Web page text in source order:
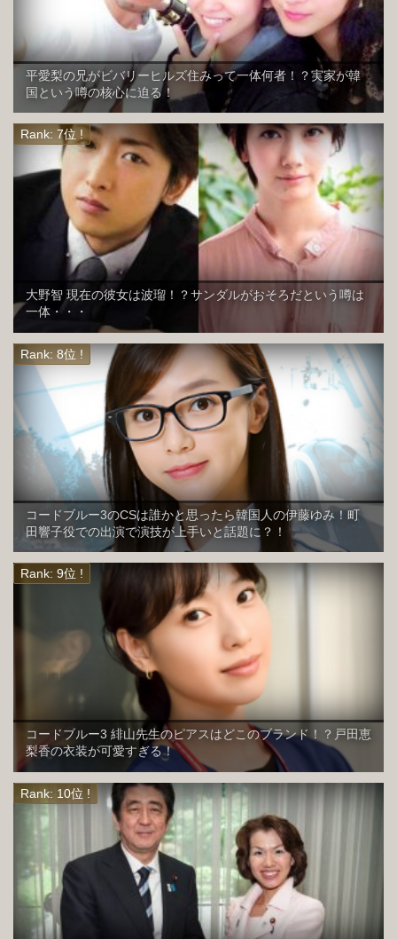
平愛梨の兄がビバリーヒルズ住みって一体何者！？実家が韓
国という噂の核心に迫る！
大野智 現在の彼女は波瑠！？サンダルがおそろだという噂は
一体・・・
コードブルー3のCSは誰かと思ったら韓国人の伊藤ゆみ！町
田響子役での出演で演技が上手いと話題に？！
コードブルー3 緋山先生のピアスはどこのブランド！？戸田恵
梨香の衣装が可愛すぎる！